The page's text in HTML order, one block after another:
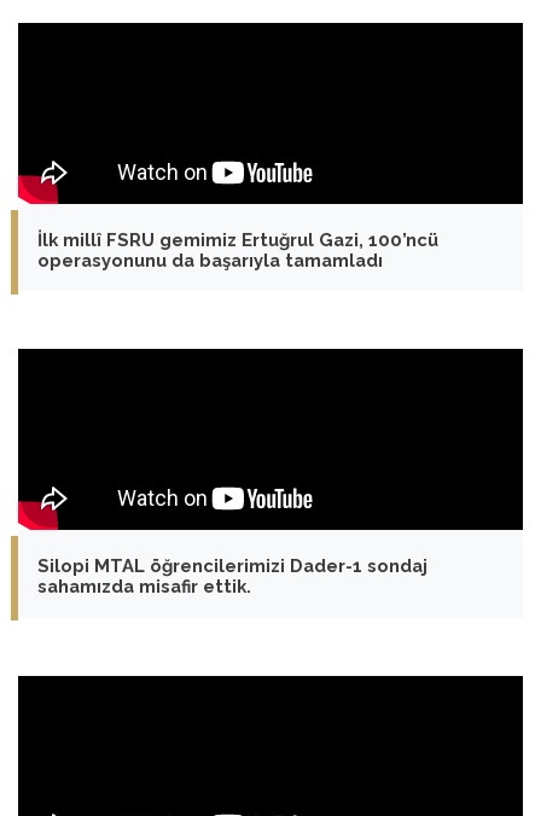
İlk millî FSRU gemimiz Ertuğrul Gazi, 100’ncü
operasyonunu da başarıyla tamamladı
Silopi MTAL öğrencilerimizi Dader-1 sondaj
sahamızda misafir ettik.